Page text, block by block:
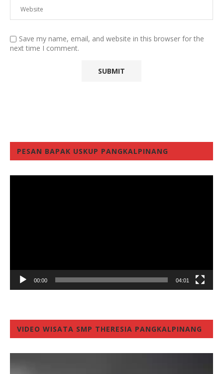
Save my name, email, and website in this browser for the
next time I comment.
PESAN BAPAK USKUP PANGKALPINANG
00:00 04:01
VIDEO WISATA SMP THERESIA PANGKALPINANG